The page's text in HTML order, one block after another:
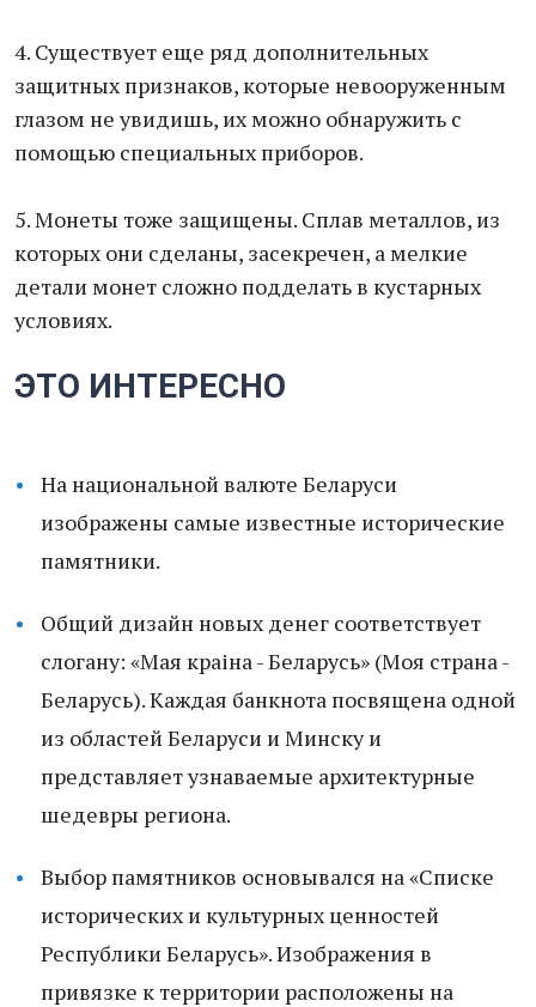
4. Существует еще ряд дополнительных
защитных признаков, которые невооруженным
глазом не увидишь, их можно обнаружить с
помощью специальных приборов.
5. Монеты тоже защищены. Сплав металлов, из
которых они сделаны, засекречен, а мелкие
детали монет сложно подделать в кустарных
условиях.
ЭТО ИНТЕРЕСНО
На национальной валюте Беларуси
изображены самые известные исторические
памятники.
Общий дизайн новых денег соответствует
слогану: «Мая краіна - Беларусь» (Моя страна -
Беларусь). Каждая банкнота посвящена одной
из областей Беларуси и Минску и
представляет узнаваемые архитектурные
шедевры региона.
Выбор памятников основывался на «Списке
исторических и культурных ценностей
Республики Беларусь». Изображения в
привязке к территории расположены на